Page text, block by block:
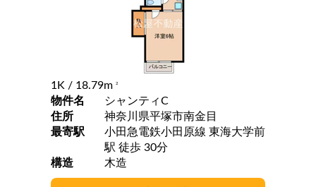
1K / 18.79m 2
物件名
シャンティC
住所
神奈川県平塚市南金目
最寄駅
小田急電鉄小田原線 東海大学前
駅 徒歩 30分
構造
木造